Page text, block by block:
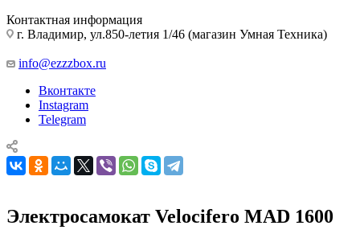
Контактная информация
г. Владимир, ул.850-летия 1/46 (магазин Умная Техника)
info@ezzzbox.ru
Вконтакте
Instagram
Telegram
Электросамокат Velocifero МАD 1600